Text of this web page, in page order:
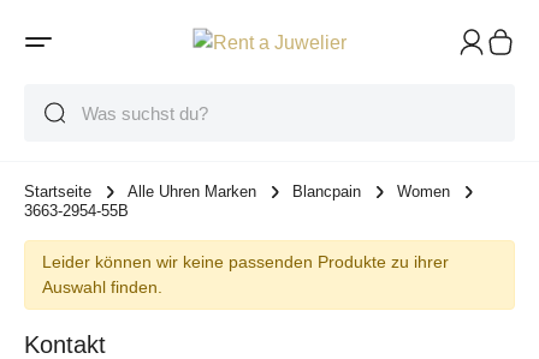
Startseite Alle Uhren Marken Blancpain
Women
3663-2954-55B
Leider können wir keine passenden Produkte zu ihrer
Auswahl finden.
Kontakt